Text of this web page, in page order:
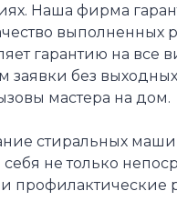
Наша фирма
выполненных
гарантию на все
заявки без
мастера на дом.
стиральных
себя не только
профилактические